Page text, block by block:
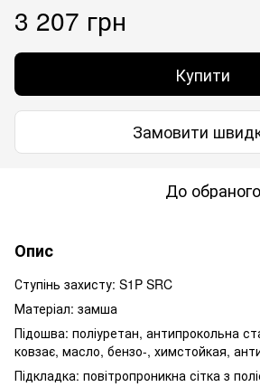
3 207 грн
Купити
Замовити
До обраного
Опис
Ступінь захисту: S1P SRC
Матеріал: замша
Підошва: поліуретан, антипрокольна
ковзає, масло, бензо-, химстойкая,
Підкладка: повітропроникна сітка з